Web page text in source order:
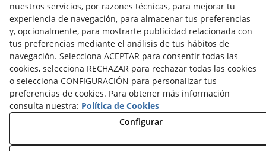
Aviso Legal Canal de denuncias Política de Cookies
Política de Privacidad
nuestros servicios, por razones técnicas, para mejorar tu
experiencia de navegación, para almacenar tus preferencias
y, opcionalmente, para mostrarte publicidad relacionada con
tus preferencias mediante el análisis de tus hábitos de
navegación. Selecciona ACEPTAR para consentir todas las
cookies, selecciona RECHAZAR para rechazar todas las cookies
o selecciona CONFIGURACIÓN para personalizar tus
preferencias de cookies. Para obtener más información
consulta nuestra: Política de Cookies
Configurar